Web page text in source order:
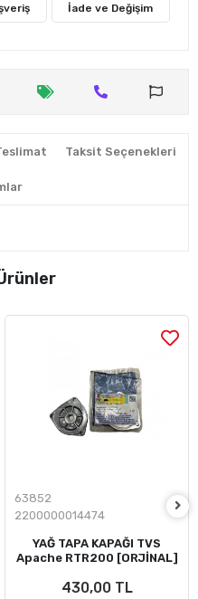
İade ve Değişim
Taksit Seçenekleri
63852
2200000014474
YAĞ TAPA KAPAĞI TVS
Apache RTR200 [ORJİNAL]
430,00 TL